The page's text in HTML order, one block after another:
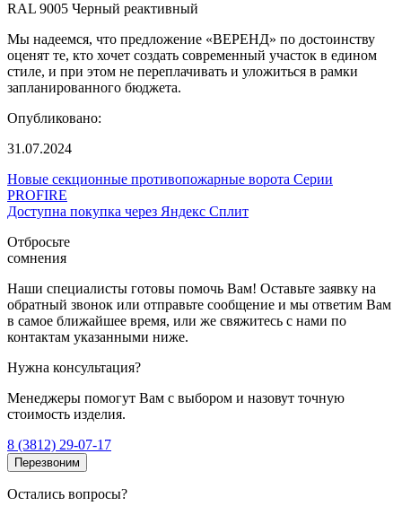
RAL 9005 Черный реактивный
Мы надеемся, что предложение «ВЕРЕНД» по достоинству
оценят те, кто хочет создать современный участок в едином
стиле, и при этом не переплачивать и уложиться в рамки
запланированного бюджета.
Опубликовано:
31.07.2024
Новые секционные противопожарные ворота Серии
PROFIRE
Доступна покупка через Яндекс Сплит
Отбросьте
сомнения
Наши специалисты готовы помочь Вам! Оставьте заявку на
обратный звонок или отправьте сообщение и мы ответим Вам
в самое ближайшее время, или же свяжитесь с нами по
контактам указанными ниже.
Нужна консультация?
Менеджеры помогут Вам с выбором и назовут точную
стоимость изделия.
8 (3812) 29-07-17
Перезвоним
Остались вопросы?